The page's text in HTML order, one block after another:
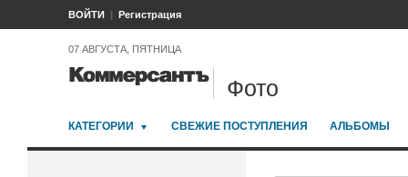
ВОЙТИ Регистрация
07 АВГУСТА, ПЯТНИЦА
Фото
КАТЕГОРИИ СВЕЖИЕ ПОСТУПЛЕНИЯ АЛЬБОМЫ